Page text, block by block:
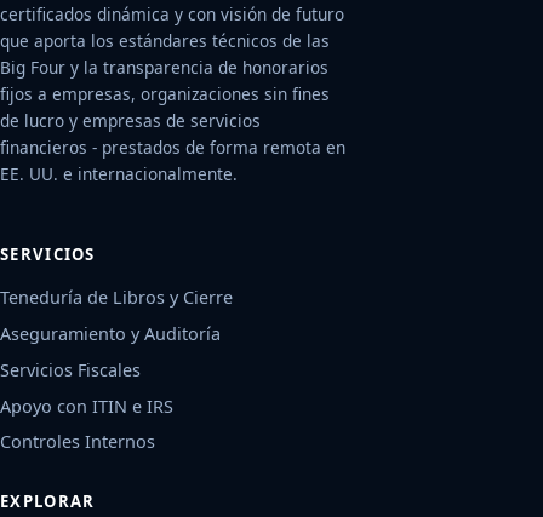
certificados dinámica y con visión de futuro
que aporta los estándares técnicos de las
Big Four y la transparencia de honorarios
fijos a empresas, organizaciones sin fines
de lucro y empresas de servicios
financieros - prestados de forma remota en
EE. UU. e internacionalmente.
SERVICIOS
Teneduría de Libros y Cierre
Aseguramiento y Auditoría
Servicios Fiscales
Apoyo con ITIN e IRS
Controles Internos
EXPLORAR